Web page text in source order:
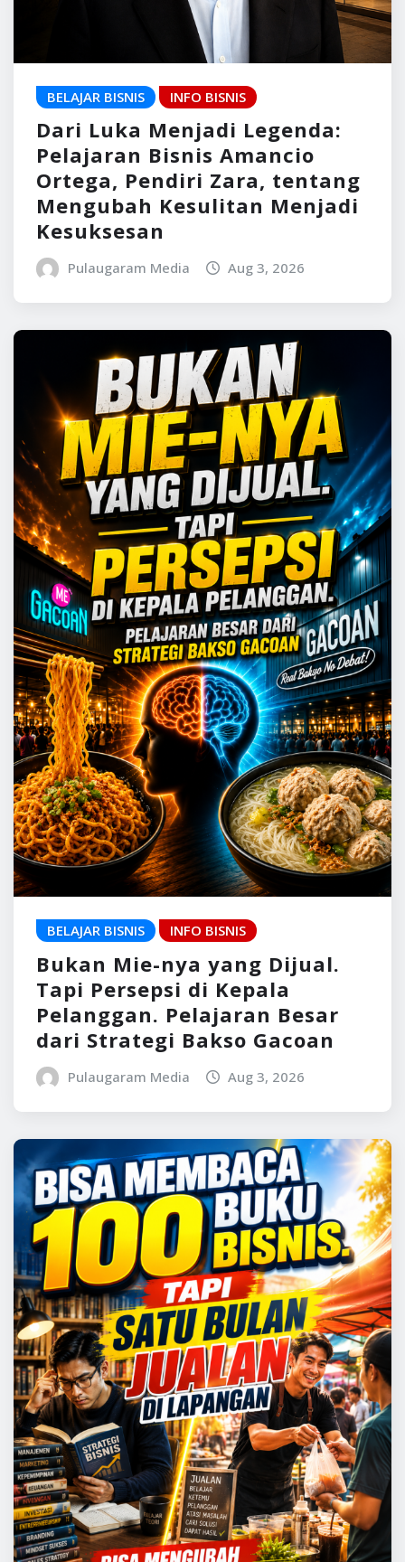
BELAJAR BISNIS INFO BISNIS
Dari Luka Menjadi Legenda:
Pelajaran Bisnis Amancio
Ortega, Pendiri Zara, tentang
Mengubah Kesulitan Menjadi
Kesuksesan
Pulaugaram Media Aug 3, 2026
BELAJAR BISNIS INFO BISNIS
Bukan Mie-nya yang Dijual.
Tapi Persepsi di Kepala
Pelanggan. Pelajaran Besar
dari Strategi Bakso Gacoan
Pulaugaram Media Aug 3, 2026